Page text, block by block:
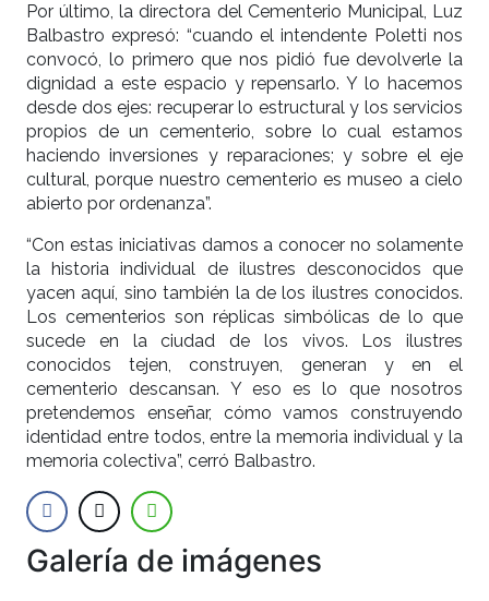
Por último, la directora del Cementerio Municipal, Luz
Balbastro expresó: “cuando el intendente Poletti nos
convocó, lo primero que nos pidió fue devolverle la
dignidad a este espacio y repensarlo. Y lo hacemos
desde dos ejes: recuperar lo estructural y los servicios
propios de un cementerio, sobre lo cual estamos
haciendo inversiones y reparaciones; y sobre el eje
cultural, porque nuestro cementerio es museo a cielo
abierto por ordenanza”.
“Con estas iniciativas damos a conocer no solamente
la historia individual de ilustres desconocidos que
yacen aquí, sino también la de los ilustres conocidos.
Los cementerios son réplicas simbólicas de lo que
sucede en la ciudad de los vivos. Los ilustres
conocidos tejen, construyen, generan y en el
cementerio descansan. Y eso es lo que nosotros
pretendemos enseñar, cómo vamos construyendo
identidad entre todos, entre la memoria individual y la
memoria colectiva”, cerró Balbastro.
Galería de imágenes